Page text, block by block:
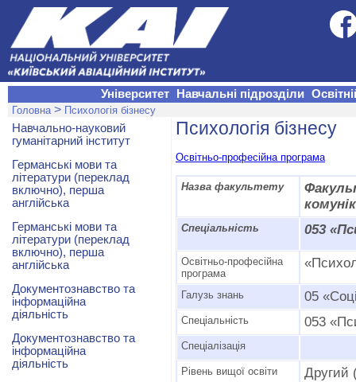
Університет Навчальні підрозділи
Головна > Психологія бізнесу
Психологія бізнесу
Освітньо-професійна програма
Назва факультету
Спеціальність 053
Освітньо-професійна
програма
Галузь знань 05
Спеціальність 053
Спеціалізація
Рівень вищої освіти Другий
Навчально-науковий
гуманітарний інститут
Германські мови та
літератури (переклад
включно), перша
англійська
Германські мови та
літератури (переклад
включно), перша
англійська
Документознавство та
інформаційна
діяльність
Документознавство та
інформаційна
діяльність